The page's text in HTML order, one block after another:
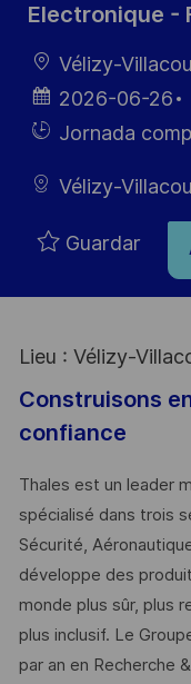
Electronique -
Ubicación
Vélizy-
Fecha de
publicación
2026-06-26
HiringJornada
Vélizy-
Guardar
Lieu : Vélizy-
Construisons
confiance
Thales est un leader
spécialisé dans trois
Sécurité,
développe des
monde plus sûr, plus
plus inclusif. Le
par an en Recherche